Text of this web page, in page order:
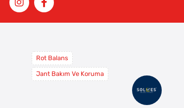
Rot Balans
Jant Bakım Ve Koruma